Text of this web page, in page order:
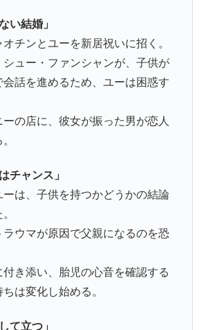
い結婚」
チンとユーを新居祝いに招く。
シュー・ファンシャンが、子供が
話を進めるため、ユーは困惑す
の店に、彼女が振った男が恋人
チャンス」
ーは、子供を持つかどうかの結論
ウマが原因で父親になるのを恐
付き添い、胎児の心音を確認する
は変化し始める。
て立つ」